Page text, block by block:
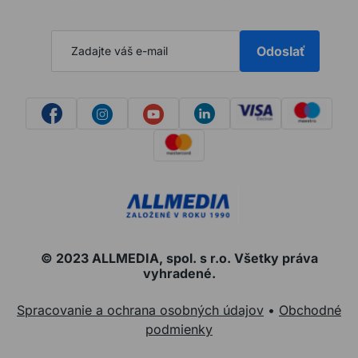
Odoslať
© 2023 ALLMEDIA, spol. s r.o. Všetky práva
vyhradené.
Spracovanie a ochrana osobných údajov • Obchodné
podmienky